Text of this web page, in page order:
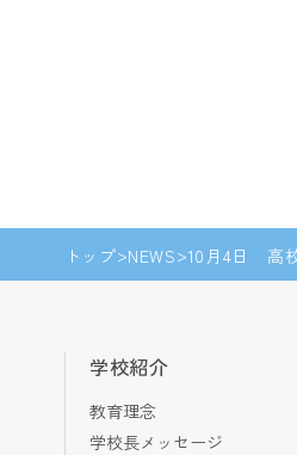
トップ NEWS 10月4日 高
学校紹介
教育理念
学校長メッセージ